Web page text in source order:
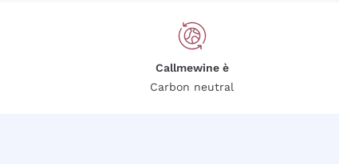
Callmewine è
Carbon neutral